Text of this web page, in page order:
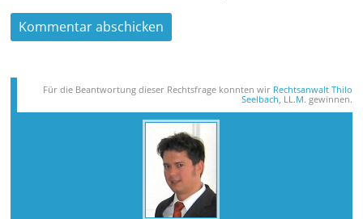
Für die Beantwortung dieser Rechts­frage konnten wir Rechtsanwalt Thilo
Seelbach, LL.M. gewinnen.